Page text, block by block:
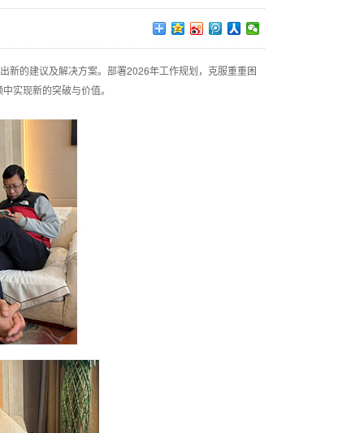
的建议及解决方案。部署2026年工作规划，克服重重困
实现新的突破与价值。